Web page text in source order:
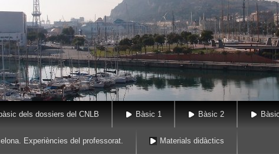
dels dossiers del CNLB Bàsic 1 Bàsic 2
Experiències del professorat. Materials didàctics